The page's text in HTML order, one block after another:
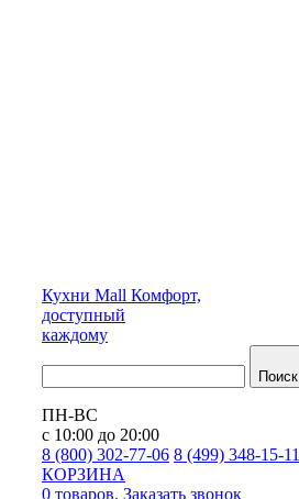
Кухни Mall Комфорт,
доступный
каждому
Поиск
ПН-ВС
с 10:00 до 20:00
8 (800) 302-77-06 8 (499) 348-15-11
КОРЗИНА
0 товаров. Заказать звонок